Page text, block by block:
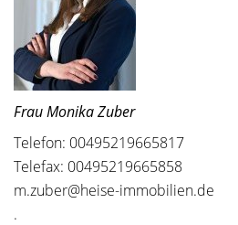
Frau Monika Zuber
Telefon: 00495219665817
Telefax: 00495219665858
m.zuber@heise-immobilien.de
.